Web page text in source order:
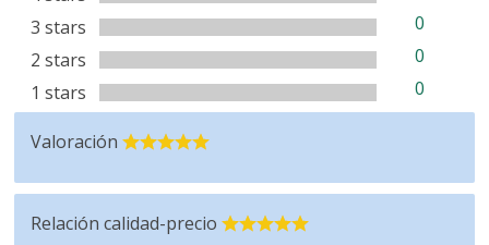
3 stars
0
2 stars
0
1 stars
0
Valoración
Relación calidad-precio